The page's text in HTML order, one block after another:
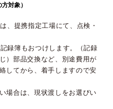
方対象）
、提携指定工場にて、点検・
録簿もおつけします。（記録
）部品交換など、別途費用が
してから、着手しますので安
場合は、現状渡しをお選びい